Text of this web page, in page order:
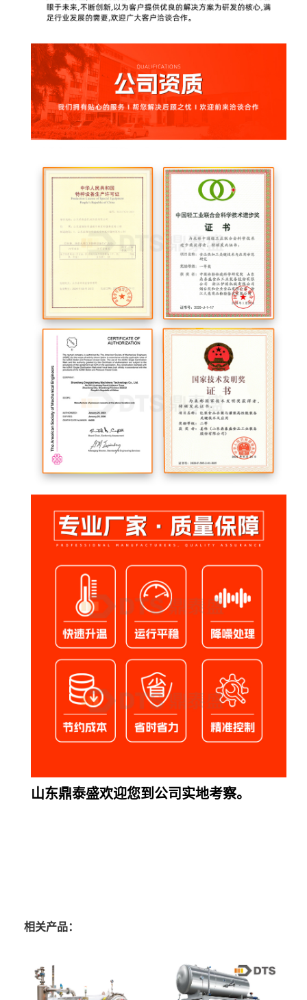
山东鼎泰盛欢迎您到公司实地考察。
相关产品：